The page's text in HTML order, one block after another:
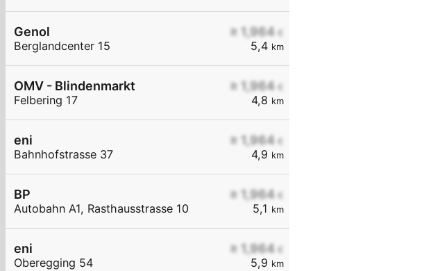
≥ 1,964 €
5,4 km
Genol
Berglandcenter 15
≥ 1,964 €
4,8 km
OMV - Blindenmarkt
Felbering 17
≥ 1,964 €
4,9 km
eni
Bahnhofstrasse 37
≥ 1,964 €
5,1 km
BP
Autobahn A1, Rasthausstrasse 10
≥ 1,964 €
5,9 km
eni
Oberegging 54